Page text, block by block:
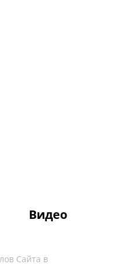
Видео
Сайта в